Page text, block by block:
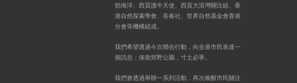
勃海洋、西貢護牛天使、西貢大浪灣關注組、香
港自然探索學會、長春社、世界自然基金會香港
分會等機構組成。
我們希望透過今次聯合行動，向全港市民表達一
個訊息：保衛郊野公園，寸土必爭。
我們會透過舉辦一系列活動，再次喚醒市民關注